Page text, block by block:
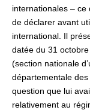
internationales – ce
de déclarer avant
international. Il
datée du 31
(section nationale
départementale
question que lui
relativement au